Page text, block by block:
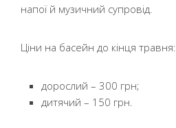
напої й музичний супровід.
Ціни на басейн до кінця травня:
дорослий – 300 грн;
дитячий – 150 грн.